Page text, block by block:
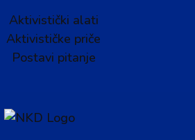
Aktivistički alati
Aktivističke priče
Postavi pitanje